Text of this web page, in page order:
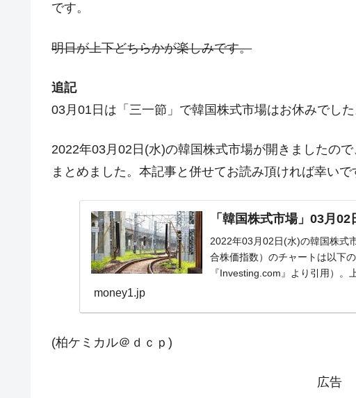
Fact1
です。
明日が上下どちらかが楽しみです。
追記
03月01日は「三一節」で韓国株式市場はお休みでした
2022年03月02日(水)の韓国株式市場が開きましたの
まとめました。本記事と併せてお読み頂ければ幸いで
「韓国株式市場」03月
2022年03月02日(水)の韓国株式
合株価指数）のチャートは以下
『Investing.com』より引用）。
money1.jp
(柏ケミカル＠ｄｃｐ)
広告